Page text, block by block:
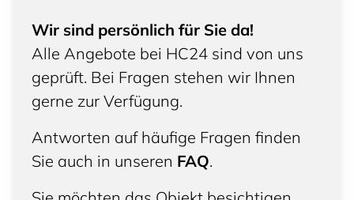
Wir sind persönlich für Sie da!
Alle Angebote bei HC24 sind von uns
geprüft. Bei Fragen stehen wir Ihnen
gerne zur Verfügung.
Antworten auf häufige Fragen finden
Sie auch in unseren FAQ.